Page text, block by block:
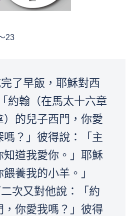
23
了早飯，耶穌對西
約翰（在馬太十六章
）的兒子西門，你愛
嗎？」彼得說：「主
知道我愛你。」耶穌
養我的小羊。」
次又對他說：「約
，你愛我嗎？」彼得